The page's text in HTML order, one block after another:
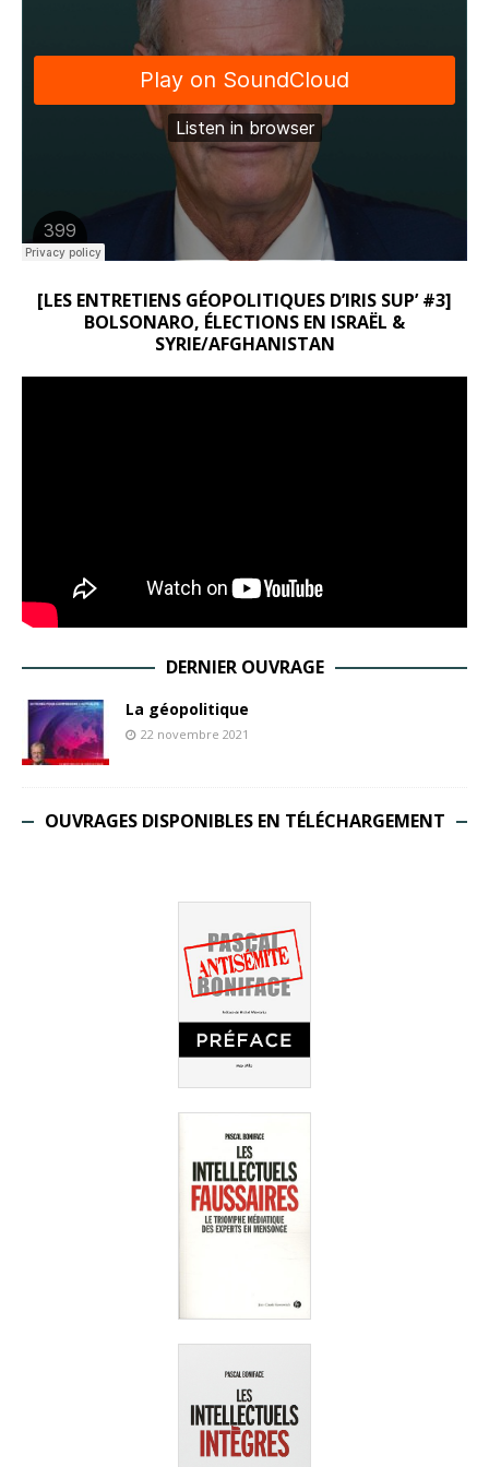
[LES ENTRETIENS GÉOPOLITIQUES D’IRIS SUP’ #3]
BOLSONARO, ÉLECTIONS EN ISRAËL &
SYRIE/AFGHANISTAN
DERNIER OUVRAGE
La géopolitique
22 novembre 2021
OUVRAGES DISPONIBLES EN TÉLÉCHARGEMENT